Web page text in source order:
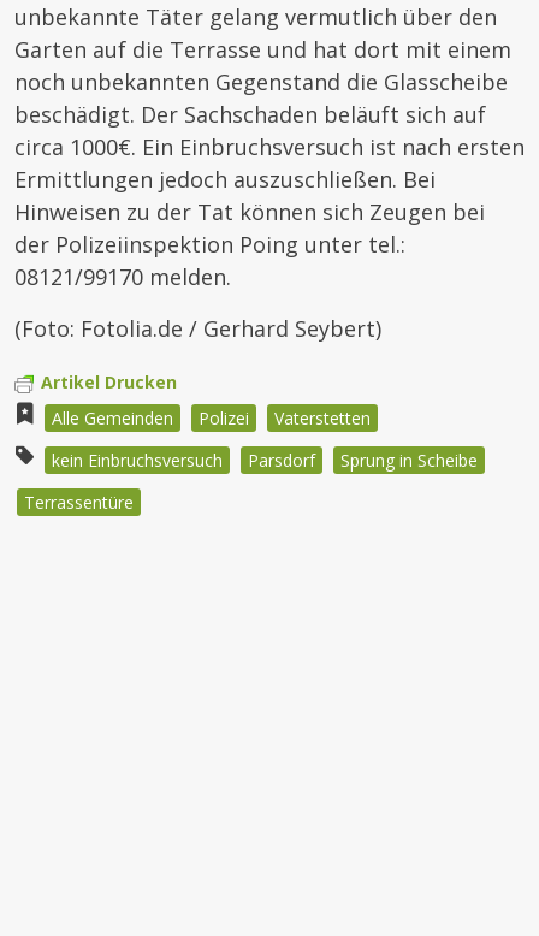
unbekannte Täter gelang vermutlich über den
Garten auf die Terrasse und hat dort mit einem
noch unbekannten Gegenstand die Glasscheibe
beschädigt. Der Sachschaden beläuft sich auf
circa 1000€. Ein Einbruchsversuch ist nach ersten
Ermittlungen jedoch auszuschließen. Bei
Hinweisen zu der Tat können sich Zeugen bei
der Polizeiinspektion Poing unter tel.:
08121/99170 melden.
(Foto: Fotolia.de / Gerhard Seybert)
Artikel Drucken
Alle Gemeinden
Polizei
Vaterstetten
kein Einbruchsversuch
Parsdorf
Sprung in Scheibe
Terrassentüre